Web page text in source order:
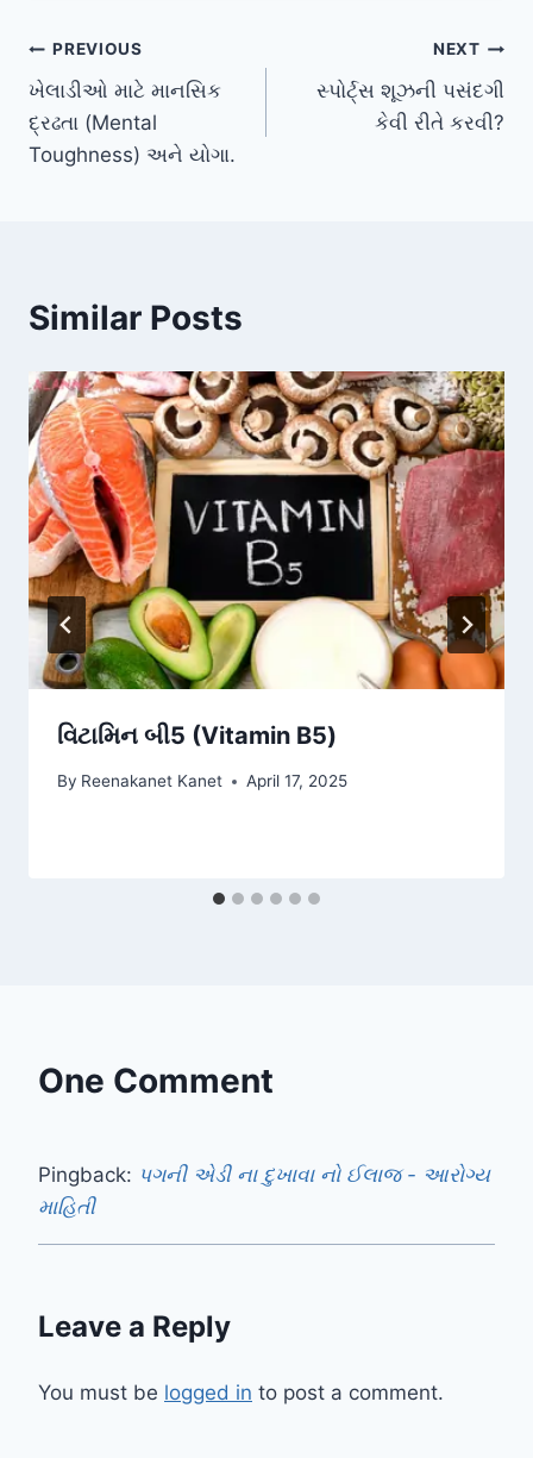
Post
navigation
PREVIOUS
ખેલાડીઓ માટે માનસિક
દ્રઢતા (Mental
Toughness) અને યોગા.
NEXT
સ્પોર્ટ્સ શૂઝની પસંદગી
કેવી રીતે કરવી?
Similar Posts
વિટામિન બી5 (Vitamin B5)
By Reenakanet Kanet April 17, 2025
One Comment
Pingback: પગની એડી ના દુખાવા નો ઈલાજ - આરોગ્ય
માહિતી
Leave a Reply
You must be logged in to post a comment.